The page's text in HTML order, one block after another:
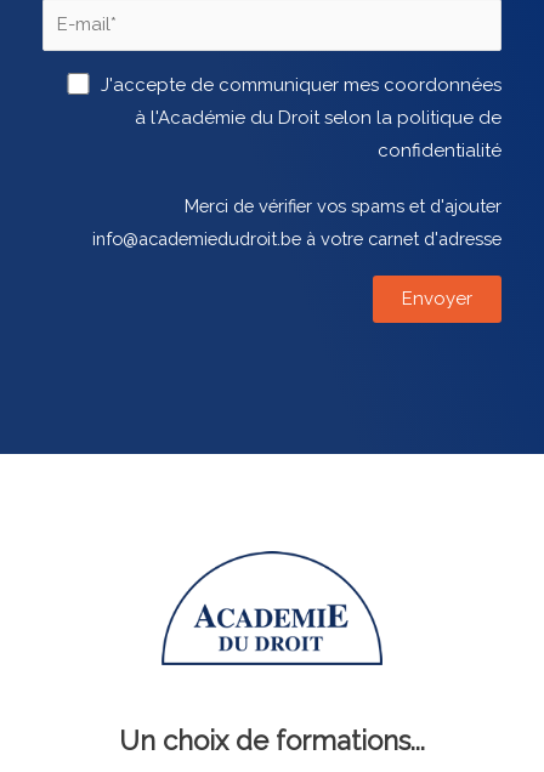
J'accepte de communiquer mes coordonnées
à l'Académie du Droit selon la politique de
confidentialité
Merci de vérifier vos spams et d'ajouter
info@academiedudroit.be à votre carnet d'adresse
Un choix de formations...